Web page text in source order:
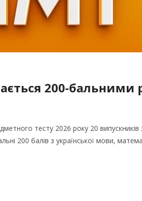
200-бальними
тесту 2026 року 20 випускників
200 балів з української мови,